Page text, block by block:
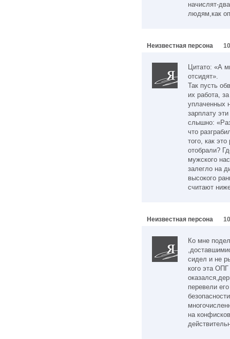
начислят-
людям,как
Неизвестная персона
Цитато: «А
отсидят».
Так пусть
их работа,
уплаченных
зарплату
слышно:
что
того, как
отобрали?
мужского
залегло на
высокого
считают
Неизвестная персона
Ко мне
сидел и не
кого эта
перевели
на